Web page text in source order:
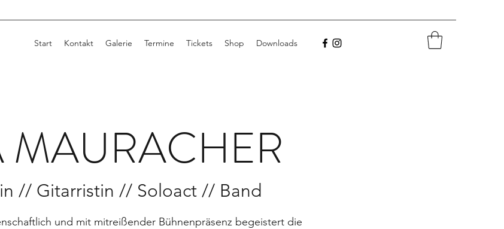
Start Kontakt Galerie Termine Tickets Shop Downloads
MAURACHER
// Gitarristin // Soloact // Band
und mit mitreißender Bühnenpräsenz begeistert die